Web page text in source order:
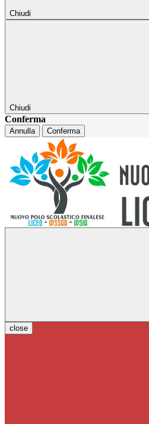
Chiudi
Chiudi
Conferma
Annulla Conferma
close